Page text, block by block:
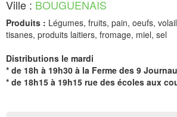
Ville : BOUGUENAIS
Produits : Légumes, fruits, pain, oeufs,
tisanes, produits laitiers, fromage, miel, sel
Distributions le mardi
* de 18h à 19h30 à la Ferme des 9
* de 18h15 à 19h15 rue des écoles aux